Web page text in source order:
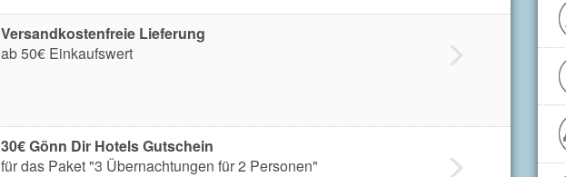
Versandkostenfreie Lieferung
ab 50€ Einkaufswert
30€ Gönn Dir Hotels Gutschein
für das Paket "3 Übernachtungen für 2 Personen"